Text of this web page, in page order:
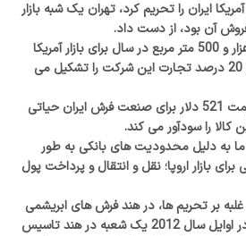
ایران را تحریم کرد، تهران یک شبه بازار
آن بود، از دست داد.
تا سال 2010 ذوالانوری سه هزار و 500 متر مربع در سال برای بازار آمریکا
فرش می بافت که این مقدار 20 درصد تجارت این شرکت را تشکیل می
فروش هر مترمربع فرش به قیمت 521 دلار برای صنعت فرش ایران حیاتی
کالا را سودآور می کند.
ما به دلیل محدودیت های بانکی به طور
بازار اروپا؛ نقل و انتقال و پرداخت پول
بر تحریم ها، در هند فرش های ابریشمی
تولید کند و به همین منظور در اوایل سال 2012 یک شعبه در هند تاسیس